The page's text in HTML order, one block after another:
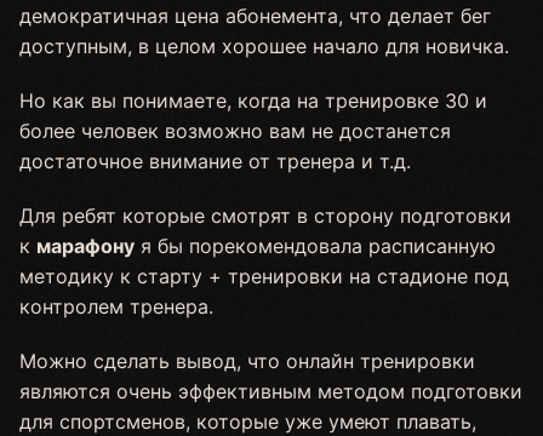
демократичная цена абонемента, что делает бег
доступным, в целом хорошее начало для новичка.
Но как вы понимаете, когда на тренировке 30 и
более человек возможно вам не достанется
достаточное внимание от тренера и т.д.
Для ребят которые смотрят в сторону подготовки
к марафону я бы порекомендовала расписанную
методику к старту + тренировки на стадионе под
контролем тренера.
Можно сделать вывод, что онлайн тренировки
являются очень эффективным методом подготовки
для спортсменов, которые уже умеют плавать,